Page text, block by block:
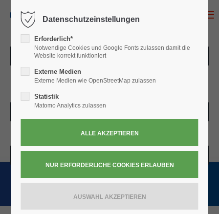
ZUR ÜBERSICHT
Datenschutzeinstellungen
Erforderlich*
Notwendige Cookies und Google Fonts zulassen damit die
Website korrekt funktioniert
Externe Medien
Externe Medien wie OpenStreetMap zulassen
Statistik
Matomo Analytics zulassen